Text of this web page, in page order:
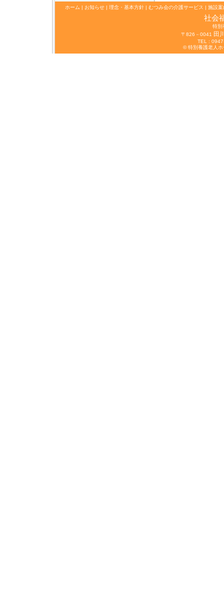
ホーム | お知らせ | 理念・基本方針 | むつみ会の介護サービス | 施設案
社会
特別
〒826－0041
田
TEL :
© 特別養護老人